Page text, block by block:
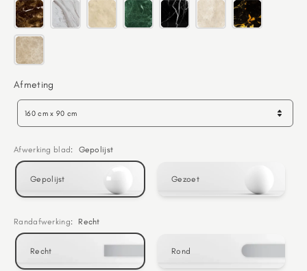
Afmeting
160 cm x 90 cm
Afwerking blad : Gepolijst
Gepolijst Gezoet
Randafwerking: Recht
Recht Rond